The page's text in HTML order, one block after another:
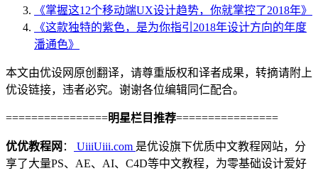
《掌握这12个移动端UX设计趋势，你就掌控了2018年》
《这款独特的紫色，是为你指引2018年设计方向的年度
潘通色》
本文由优设网原创翻译，请尊重版权和译者成果，转摘请附上
优设链接，违者必究。谢谢各位编辑同仁配合。
================明星栏目推荐================
优优教程网 ： UiiiUiii.com 是优设旗下优质中文教程网站，分
享了大量PS、AE、AI、C4D等中文教程，为零基础设计爱好